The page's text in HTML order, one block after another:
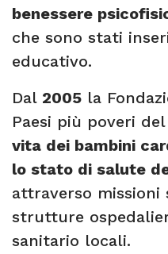
benessere
che sono stati
educativo.
Dal 2005 la
Paesi più poveri
vita dei bambini
lo stato di salute
attraverso missioni
strutture
sanitario locali.